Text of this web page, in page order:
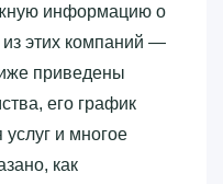
информацию о
этих компаний —
приведены
его график
и многое
как